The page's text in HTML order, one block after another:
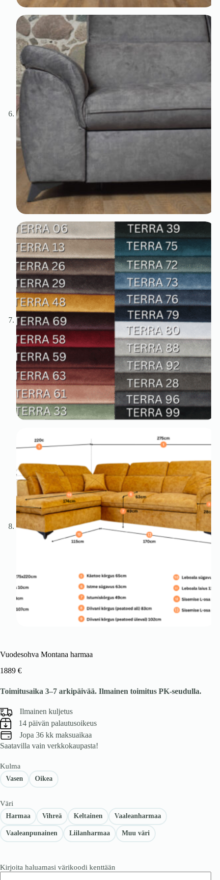
Vuodesohva Montana harmaa
1889 €
Toimitusaika 3–7 arkipäivää. Ilmainen toimitus PK-seudulla.
Ilmainen kuljetus
14 päivän palautusoikeus
Jopa 36 kk maksuaikaa
Saatavilla vain verkkokaupasta!
Kulma
Vasen Oikea
Väri
Harmaa Vihreä Keltainen Vaaleanharmaa
Vaaleanpunainen Liilanharmaa Muu väri
Kirjoita haluamasi värikoodi kenttään